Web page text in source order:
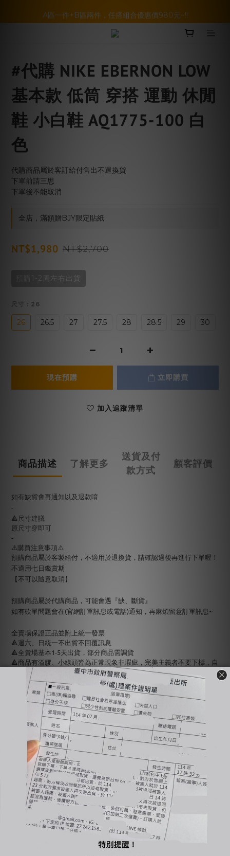
暑假活動登場!! SBG套裝超級優惠價，兩套以上再享免運哦!!
A區一件+B區兩件，任搭組合優惠價980元~!!
BELLKENIDEA 任選兩件就享免運!!!
#代購 NIKE EBERNON LOW
基本款 低筒 穿搭 運動 休閒
鞋 小白鞋 AQ1775-100 白
色
代購商品屬於客訂給付售出不退換貨
下單前請三思
下單後不能取消
全店，滿額贈BJY限定貼紙
NT$1,980 NT$2,700
預購1-2周左右出貨
尺寸 : 26
26 26.5 27 27.5 28 28.5 29 30
現在預購 立即購買
加入追蹤清單
商品描述 了解更多
送貨及付
款方式
顧客評價
如有缺貨會再通知以及退款唷
-
🔺尺寸建議
原尺寸穿即可
-
⚠️購買注意事項⚠️
預購商品屬於客製給付，不適用於退換貨，請確認過後再進行下單喔！
不適用七日鑑賞期
【不可以隨意取消】
預購商品屬於代購商品，可能會遇『缺、斷貨』
如有砍單問題會在(官網訂單訊息或電話)通知，再麻煩留意訂單訊息~
全賣場保證正品並附上統一發票
🔺週六、日統一不出貨不回覆訊息
🔺全賣場基本1-5天出貨，部分商品需調貨
🔺商品有溢膠、小線頭皆為正常現象非瑕疵，完美主義者不要下標，自
行到店面購買
🔺使用貨到付款惡意不取貨一律提告，並加入黑名單
🔺賣場商品可以換貨，要有庫存才可以換，商品必需保持完整、吊牌不
能剪，才能換貨，換貨須知請詳售後小卡
🔍【INSTAGRAM】：bjy_666
您可能喜歡...